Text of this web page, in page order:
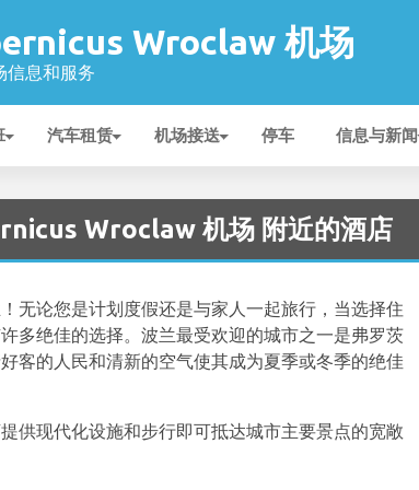
Wroclaw 机场
信息和服务
汽车租赁 机场接送 停车 信息与新闻
Wroclaw 机场 附近的酒店
无论您是计划度假还是与家人一起旅行，当选择住
多绝佳的选择。波兰最受欢迎的城市之一是弗罗茨
客的人民和清新的空气使其成为夏季或冬季的绝佳
供现代化设施和步行即可抵达城市主要景点的宽敞